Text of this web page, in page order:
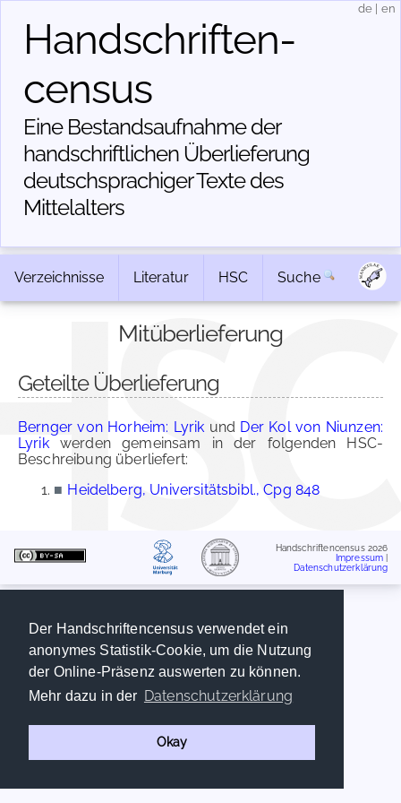
Der Handschriftencensus verwendet ein
anonymes Statistik-Cookie, um die Nutzung
der Online-Präsenz auswerten zu können.
Mehr dazu in der Datenschutzerklärung
Okay
Handschriften­
census
Eine Bestandsaufnahme der
handschriftlichen Über­lieferung
deutschsprachiger Texte des
Mittelalters
de en
Verzeichnisse Literatur HSC Suche
Mitüberlieferung
Geteilte Überlieferung
Bernger von Horheim: Lyrik und Der Kol von Niunzen:
Lyrikwerden gemeinsam in der folgenden HSC-
Beschreibung überliefert:
■ Heidelberg, Universitätsbibl., Cpg 848
Handschriftencensus 2026
Impressum
Datenschutzerklärung